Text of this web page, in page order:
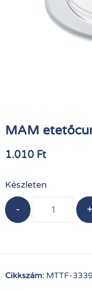
MAM
1.010 Ft
Készleten
- +
Cikkszám: MTTF-